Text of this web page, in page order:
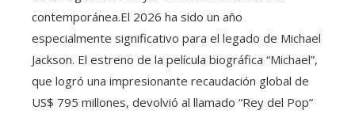
contemporánea.El 2026 ha sido un año
especialmente significativo para el legado de Michael
Jackson. El estreno de la película biográfica “Michael”,
que logró una impresionante recaudación global de
US$ 795 millones, devolvió al llamado “Rey del Pop”